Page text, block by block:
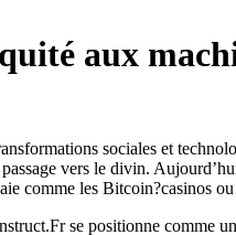
aux
sociales et
vers le divin.
comme les Bitcoin?casinos
se positionne comme